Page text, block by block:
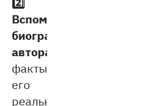
Вспомните
биографию
автора.
факты
его
реальной